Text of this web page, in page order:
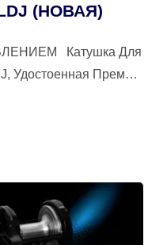
(НОВАЯ)
Катушка Для
Удостоенная Премии